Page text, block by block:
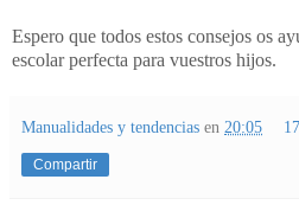
Espero que todos estos consejos os
escolar perfecta para vuestros hijos.
Manualidades y tendencias en 20:05
Compartir